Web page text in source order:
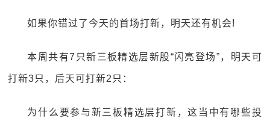
如果你错过了今天的首场打新，明天还有机会!
本周共有7只新三板精选层新股“闪亮登场”，明天可
打新3只，后天可打新2只：
为什么要参与新三板精选层打新，这当中有哪些投